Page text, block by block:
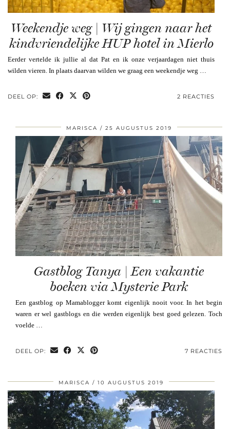
Weekendje weg | Wij gingen naar het
kindvriendelijke HUP hotel in Mierlo
Eerder vertelde ik jullie al dat Pat en ik onze verjaardagen niet thuis
wilden vieren. In plaats daarvan wilden we graag een weekendje weg …
DEEL OP: 2 REACTIES
MARISCA 25 AUGUSTUS 2019
Gastblog Tanya | Een vakantie
boeken via Mysterie Park
Een gastblog op Mamablogger komt eigenlijk nooit voor. In het begin
waren er wel gastblogs en die werden eigenlijk best goed gelezen. Toch
voelde …
DEEL OP: 7 REACTIES
MARISCA 10 AUGUSTUS 2019